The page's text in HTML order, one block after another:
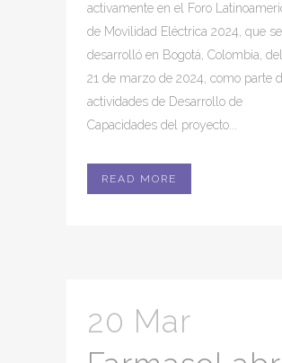
activamente en el Foro
de Movilidad Eléctrica 2024, que se
desarrolló en Bogotá, Colombia,
21 de marzo de 2024, como parte
actividades de Desarrollo de
Capacidades del proyecto...
READ MORE
20 Mar